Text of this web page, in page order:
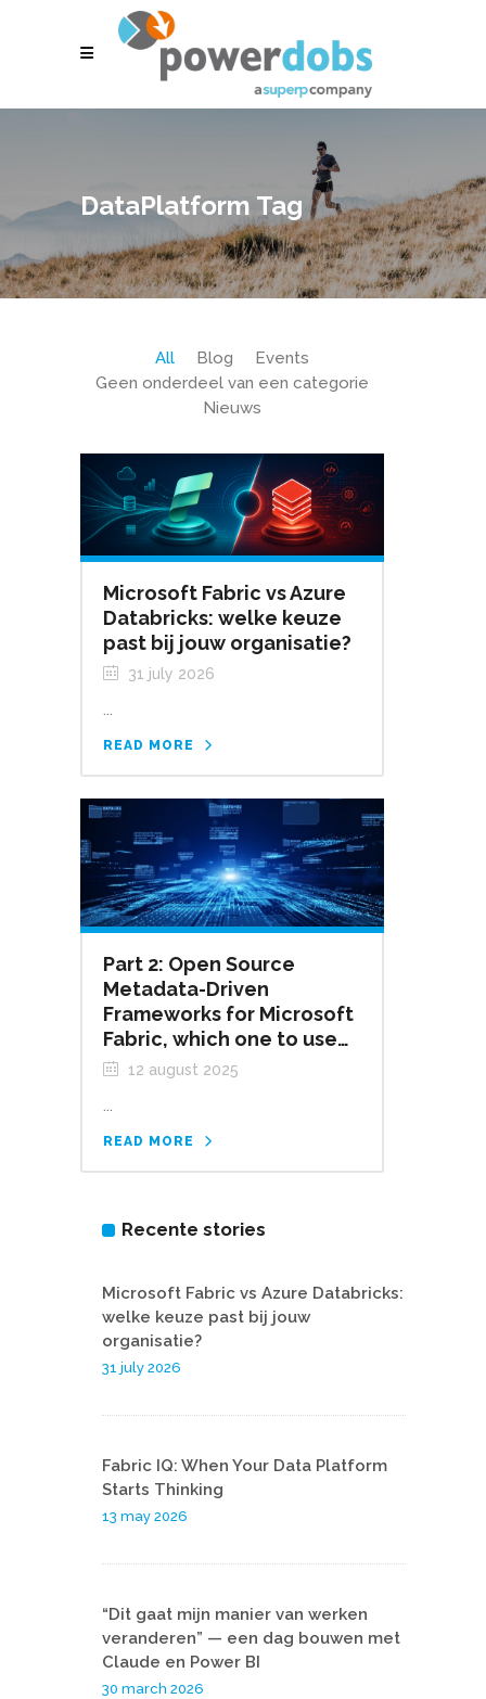
DataPlatform Tag
All Blog
Events
Geen onderdeel van een categorie
Nieuws
Microsoft Fabric vs Azure
Databricks: welke keuze
past bij jouw organisatie?
31 july 2026
READ MORE
Part 2: Open Source
Metadata-Driven
Frameworks for Microsoft
Fabric, which one to use…
12 august 2025
READ MORE
Recente stories
Microsoft Fabric vs Azure Databricks:
welke keuze past bij jouw
organisatie?
31 july 2026
Fabric IQ: When Your Data Platform
Starts Thinking
13 may 2026
“Dit gaat mijn manier van werken
veranderen” — een dag bouwen met
Claude en Power BI
30 march 2026